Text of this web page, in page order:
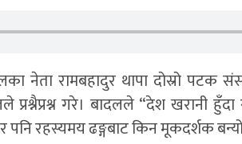
नेता रामबहादुर थापा दोस्रो पटक
प्रश्नैप्रश्न गरे। बादलले “देश खरानी
पनि रहस्यमय ढङ्गबाट किन मूकदर्शक